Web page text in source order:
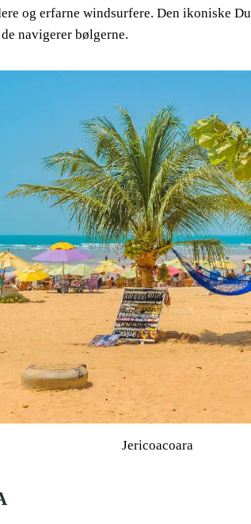
og erfarne windsurfere. Den ikoniske
navigerer bølgerne.
Jericoacoara